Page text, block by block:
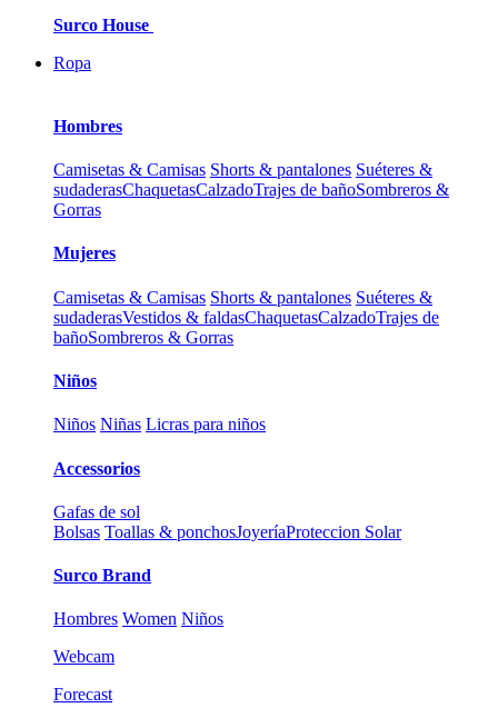
Surco House
Ropa
Hombres
Camisetas & Camisas Shorts & pantalones Suéteres &
sudaderasChaquetasCalzadoTrajes de bañoSombreros &
Gorras
Mujeres
Camisetas & Camisas Shorts & pantalones Suéteres &
sudaderasVestidos & faldasChaquetasCalzadoTrajes de
bañoSombreros & Gorras
Niños
Niños Niñas Licras para niños
Accessorios
Gafas de sol
Bolsas Toallas & ponchosJoyeríaProteccion Solar
Surco Brand
Hombres Women Niños
Webcam
Forecast